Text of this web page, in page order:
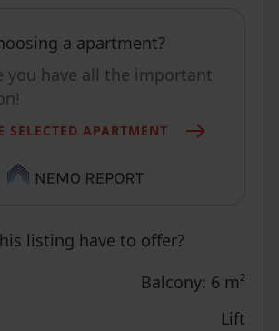
a apartment?
you have all the important
SELECTED APARTMENT
listing have to offer?
Balcony: 6 m²
Lift